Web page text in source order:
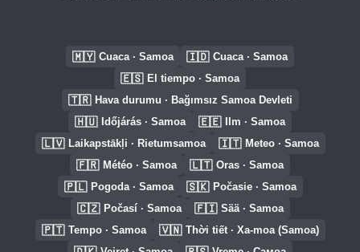
🇲🇾 Cuaca · Samoa 🇮🇩 Cuaca · Samoa
🇪🇸 El tiempo · Samoa
🇹🇷 Hava durumu · Bağımsız Samoa Devleti
🇭🇺 Időjárás · Samoa 🇪🇪 Ilm · Samoa
🇱🇻 Laikapstākļi · Rietumsamoa 🇮🇹 Meteo · Samoa
🇫🇷 Météo · Samoa 🇱🇹 Oras · Samoa
🇵🇱 Pogoda · Samoa 🇸🇰 Počasie · Samoa
🇨🇿 Počasí · Samoa 🇫🇮 Sää · Samoa
🇵🇹 Tempo · Samoa 🇻🇳 Thời tiết · Xa-moa (Samoa)